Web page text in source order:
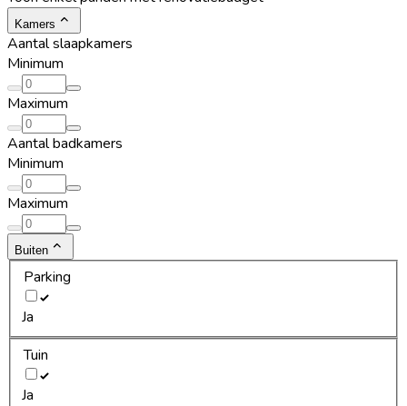
Kamers
Aantal slaapkamers
Minimum
Maximum
Aantal badkamers
Minimum
Maximum
Buiten
Parking
Ja
Tuin
Ja